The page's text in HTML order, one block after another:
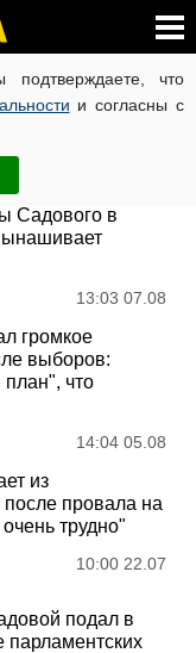
подтверждаете, что
и согласны с
эксперты
Садового в
13:03 07.08
громкое
выборов:
что
14:04 05.08
из
провала на
трудно"
10:00 22.07
подал в
парламентских